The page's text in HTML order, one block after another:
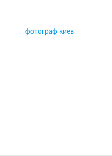
фотограф киев